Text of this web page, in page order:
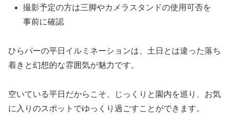
撮影予定の方は三脚やカメラスタンドの使用可否を
事前に確認
ひらパーの平日イルミネーションは、土日とは違った落ち
着きと幻想的な雰囲気が魅力です。
空いている平日だからこそ、じっくりと園内を巡り、お気
に入りのスポットでゆっくり過ごすことができます。